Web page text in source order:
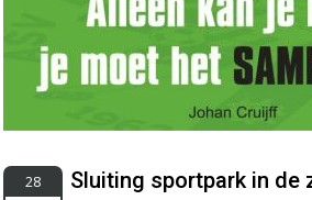
28 Sluiting sportpark in de